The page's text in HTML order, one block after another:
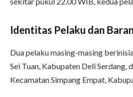
Identitas Pelaku dan
Dua pelaku masing-masing
Sei Tuan, Kabupaten Deli Serdang,
Kecamatan Simpang Empat,